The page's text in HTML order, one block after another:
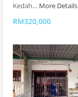
Kedah… More Details
RM320,000